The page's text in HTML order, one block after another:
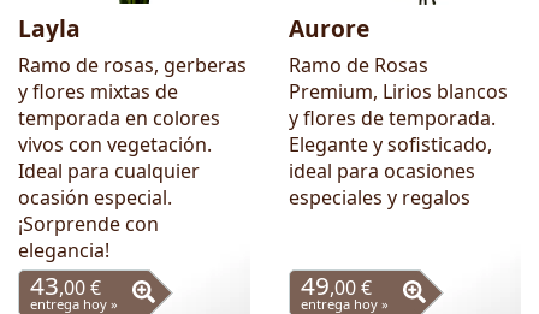
Layla
Ramo de rosas, gerberas
y flores mixtas de
temporada en colores
vivos con vegetación.
Ideal para cualquier
ocasión especial.
¡Sorprende con
elegancia!
43,00 €
entrega hoy »
Aurore
Ramo de Rosas
Premium, Lirios blancos
y flores de temporada.
Elegante y sofisticado,
ideal para ocasiones
especiales y regalos
49,00 €
entrega hoy »